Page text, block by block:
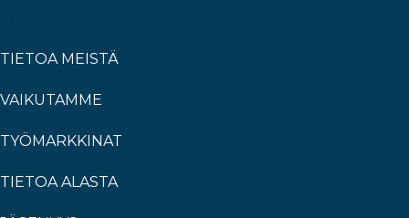
TIETOA MEISTÄ
VAIKUTAMME
TYÖMARKKINAT
TIETOA ALASTA